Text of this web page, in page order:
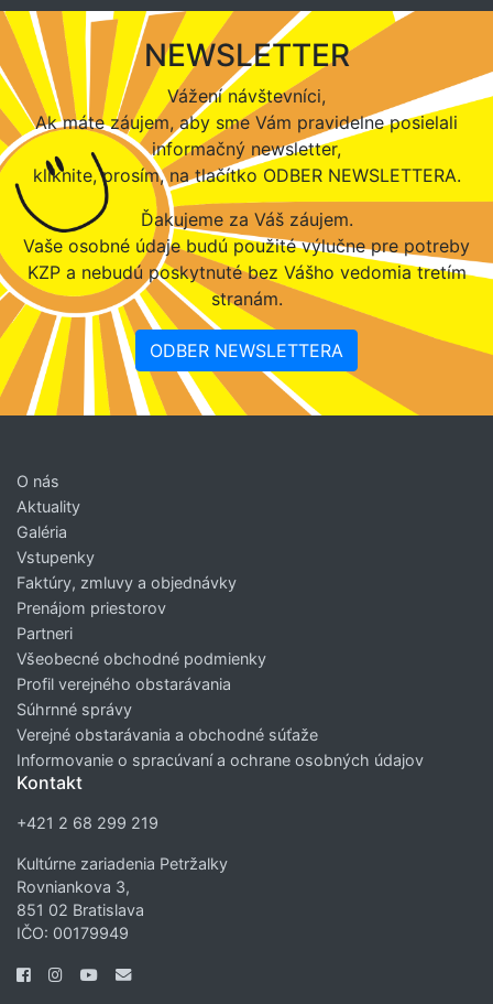
NEWSLETTER
Vážení návštevníci,
Ak máte záujem, aby sme Vám pravidelne posielali
informačný newsletter,
kliknite, prosím, na tlačítko ODBER NEWSLETTERA.
Ďakujeme za Váš záujem.
Vaše osobné údaje budú použité výlučne pre potreby
KZP a nebudú poskytnuté bez Vášho vedomia tretím
stranám.
ODBER NEWSLETTERA
O nás
Aktuality
Galéria
Vstupenky
Faktúry, zmluvy a objednávky
Prenájom priestorov
Partneri
Všeobecné obchodné podmienky
Profil verejného obstarávania
Súhrnné správy
Verejné obstarávania a obchodné súťaže
Informovanie o spracúvaní a ochrane osobných údajov
Kontakt
+421 2 68 299 219
Kultúrne zariadenia Petržalky
Rovniankova 3,
851 02 Bratislava
IČO: 00179949